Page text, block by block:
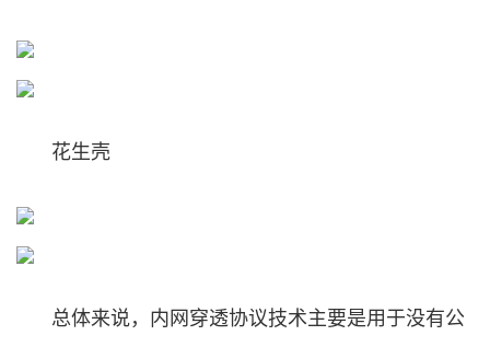
花生壳
总体来说，内网穿透协议技术主要是用于没有公